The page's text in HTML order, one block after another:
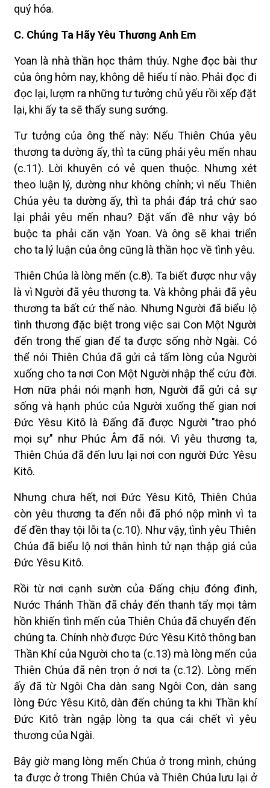
quý hóa.
C. Chúng Ta Hãy Yêu Thương Anh Em
Yoan là nhà thần học thâm thúy. Nghe đọc bài thư
của ông hôm nay, không dễ hiểu tí nào. Phải đọc đi
đọc lại, lượm ra những tư tưởng chủ yếu rồi xếp đặt
lại, khi ấy ta sẽ thấy sung sướng.
Tư tưởng của ông thế này: Nếu Thiên Chúa yêu
thương ta dường ấy, thì ta cũng phải yêu mến nhau
(c.11). Lời khuyên có vẻ quen thuộc. Nhưng xét
theo luận lý, dường như không chỉnh; vì nếu Thiên
Chúa yêu ta dường ấy, thì ta phải đáp trả chứ sao
lại phải yêu mến nhau? Ðặt vấn đề như vậy bó
buộc ta phải căn vặn Yoan. Và ông sẽ khai triển
cho ta lý luận của ông cũng là thần học về tình yêu.
Thiên Chúa là lòng mến (c.8). Ta biết được như vậy
là vì Người đã yêu thương ta. Và không phải đã yêu
thương ta bất cứ thế nào. Nhưng Người đã biểu lộ
tình thương đặc biệt trong việc sai Con Một Người
đến trong thế gian để ta được sống nhờ Ngài. Có
thể nói Thiên Chúa đã gửi cả tấm lòng của Người
xuống cho ta nơi Con Một Người nhập thể cứu đời.
Hơn nữa phải nói mạnh hơn, Người đã gửi cả sự
sống và hạnh phúc của Người xuống thế gian nơi
Ðức Yêsu Kitô là Ðấng đã được Người "trao phó
mọi sự" như Phúc Âm đã nói. Vì yêu thương ta,
Thiên Chúa đã đến lưu lại nơi con người Ðức Yêsu
Kitô.
Nhưng chưa hết, nơi Ðức Yêsu Kitô, Thiên Chúa
còn yêu thương ta đến nỗi đã phó nộp mình vì ta
để đền thay tội lỗi ta (c.10). Như vậy, tình yêu Thiên
Chúa đã biểu lộ nơi thân hình tử nạn thập giá của
Ðức Yêsu Kitô.
Rồi từ nơi cạnh sườn của Ðấng chịu đóng đinh,
Nước Thánh Thần đã chảy đến thanh tẩy mọi tâm
hồn khiến tình mến của Thiên Chúa đã chuyển đến
chúng ta. Chính nhờ được Ðức Yêsu Kitô thông ban
Thần Khí của Người cho ta (c.13) mà lòng mến của
Thiên Chúa đã nên trọn ở nơi ta (c.12). Lòng mến
ấy đã từ Ngôi Cha dàn sang Ngôi Con, dàn sang
lòng Ðức Yêsu Kitô, dàn đến chúng ta khi Thần khí
Ðức Kitô tràn ngập lòng ta qua cái chết vì yêu
thương của Ngài.
Bây giờ mang lòng mến Chúa ở trong mình, chúng
ta được ở trong Thiên Chúa và Thiên Chúa lưu lại ở